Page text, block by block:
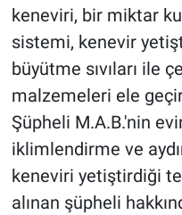
keneviri, bir miktar
sistemi, kenevir
büyütme sıvıları ile
malzemeleri ele
Şüpheli M.A.B.'nin
iklimlendirme ve
keneviri yetiştirdiği
alınan şüpheli